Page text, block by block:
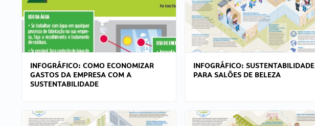
INFOGRÁFICO: COMO ECONOMIZAR
GASTOS DA EMPRESA COM A
SUSTENTABILIDADE
INFOGRÁFICO: SUSTENTABILIDADE
PARA SALÕES DE BELEZA